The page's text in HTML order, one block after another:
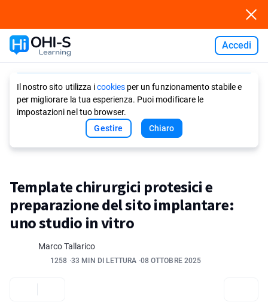
Accedi
Il nostro sito utilizza icookies per un funzionamento stabile e
per migliorare la tua esperienza. Puoi modificare le
impostazioni nel tuo browser.
Gestire
Chiaro
Template chirurgici protesici e
preparazione del sito implantare:
uno studio in vitro
Marco Tallarico
1258 33 MIN DI LETTURA 08 OTTOBRE 2025